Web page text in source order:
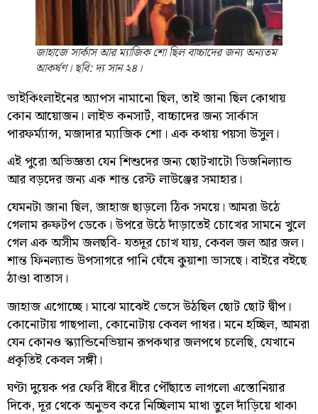
জাহাজে সার্কাস আর ম্যাজিক শো ছিল বাচ্চাদের জন্য অন্যতম
আকর্ষণ। ছবি: দ্য সান ২৪।
ভাইকিংলাইনের অ্যাপস নামানো ছিল, তাই জানা ছিল কোথায়
কোন আয়োজন। লাইভ কনসার্ট, বাচ্চাদের জন্য সার্কাস
পারফর্ম্যান্স, মজাদার ম্যাজিক শো। এক কথায় পয়সা উসুল।
এই পুরো অভিজ্ঞতা যেন শিশুদের জন্য ছোটখাটো ডিজনিল্যান্ড
আর বড়দের জন্য এক শান্ত রেস্ট লাউঞ্জের সমাহার।
যেমনটা জানা ছিল, জাহাজ ছাড়লো ঠিক সময়ে। আমরা উঠে
গেলাম রুফটপ ডেকে। উপরে উঠে দাঁড়াতেই চোখের সামনে খুলে
গেল এক অসীম জলছবি- যতদূর চোখ যায়, কেবল জল আর জল।
শান্ত ফিনল্যান্ড উপসাগরে পানি ঘেঁষে কুয়াশা ভাসছে। বাইরে বইছে
ঠাণ্ডা বাতাস।
জাহাজ এগোচ্ছে। মাঝে মাঝেই ভেসে উঠছিল ছোট ছোট দ্বীপ।
কোনোটায় গাছপালা, কোনোটায় কেবল পাথর। মনে হচ্ছিল, আমরা
যেন কোনও স্ক্যান্ডিনেভিয়ান রূপকথার জলপথে চলেছি, যেখানে
প্রকৃতিই কেবল সঙ্গী।
ঘণ্টা দুয়েক পর ফেরি ধীরে ধীরে পৌঁছাতে লাগলো এস্তোনিয়ার
দিকে, দূর থেকে অনুভব করে নিচ্ছিলাম মাথা তুলে দাঁড়িয়ে থাকা